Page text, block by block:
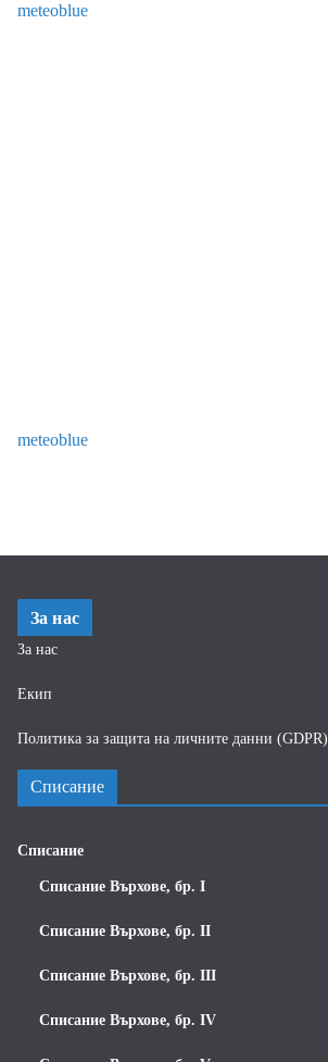
meteoblue
meteoblue
За нас
За нас
Екип
Политика за защита на личните данни (GDPR)
Списание
Списание
Списание Върхове, бр. I
Списание Върхове, бр. II
Списание Върхове, бр. III
Списание Върхове, бр. IV